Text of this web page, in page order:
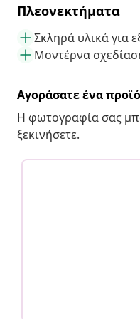
Πλεονεκτήματα
Σκληρά υλικά για
Μοντέρνα
Αγοράσατε ένα
Η φωτογραφία σας
ξεκινήσετε.